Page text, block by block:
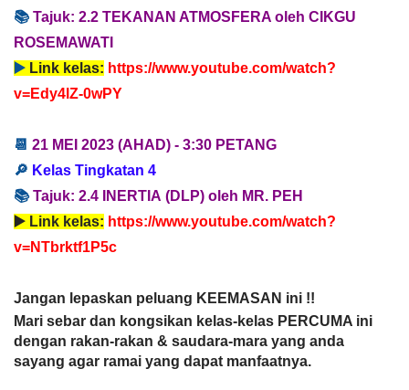
📚 Tajuk: 2.2 TEKANAN ATMOSFERA oleh CIKGU
ROSEMAWATI
▶️ Link kelas: https://www.youtube.com/watch?
v=Edy4lZ-0wPY
📆 21 MEI 2023 (AHAD) - 3:30 PETANG
🔎 Kelas Tingkatan 4
📚 Tajuk: 2.4 INERTIA (DLP) oleh MR. PEH
▶️ Link kelas: https://www.youtube.com/watch?
v=NTbrktf1P5c
Jangan lepaskan peluang KEEMASAN ini !!
Mari sebar dan kongsikan kelas-kelas PERCUMA ini
dengan rakan-rakan & saudara-mara yang anda
sayang agar ramai yang dapat manfaatnya.